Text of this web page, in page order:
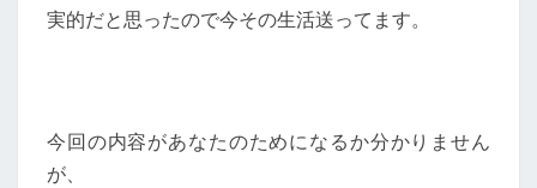
実的だと思ったので今その生活送ってます。
今回の内容があなたのためになるか分かりません
が